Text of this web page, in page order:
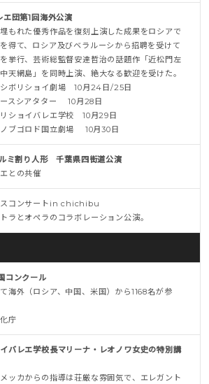
団第1回海外公演
もれた優秀作品を復刻上演した成果をロシアで
得て、ロシア及びベラルーシから招聘を受けて
挙行、芸術総監督安達哲治の話題作「近松門左
天網島」を同時上演、絶大なる歓迎を受けた。
シボリショイ劇場 10月24日/25日
ースシアタター 10月28日
ショイバレエ学校 10月29日
ブゴロド国立劇場 10月30日
ミ割り人形 千葉県四街道公演
との共催
スコンサートin chichibu
ラとオペラのコラボレーション公演。
コンクール
海外（ロシア、中国、米国）から1168名が参
庁
バレエ学校長マリーナ・レオノワ女史の特別講
ッカからの指導は荘厳な雰囲気で、エレガント